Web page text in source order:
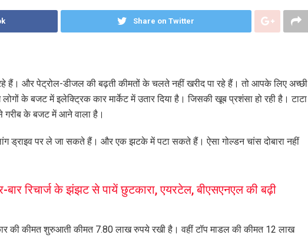
Share on Twitter
हैं। और पेट्रोल-डीजल की बढ़ती कीमतों के चलते नहीं खरीद पा रहे हैं। तो आपके लिए अच्छी
के बजट में इलेक्ट्रिक कार मार्केट में उतार दिया है। जिसकी खूब प्रशंसा हो रही है। टाटा
गरीब के बजट में आने वाला है।
ड्राइव पर ले जा सकते हैं। और एक झटके में पटा सकते हैं। ऐसा गोल्डन चांस दोबारा नहीं
रिचार्ज के झंझट से पायें छुटकारा, एयरटेल, बीएसएनएल की बढ़ी
की कीमत शुरुआती कीमत 7.80 लाख रुपये रखी है। वहीं टॉप माडल की कीमत 12 लाख